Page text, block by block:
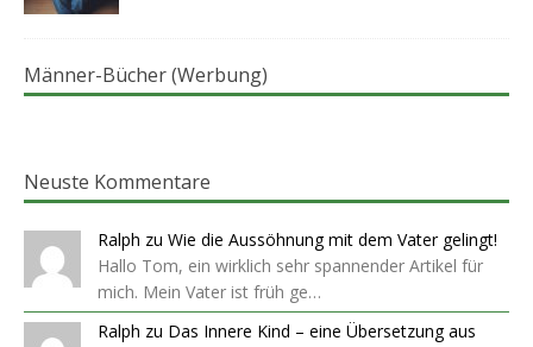
Männer-Bücher (Werbung)
Neuste Kommentare
Ralph zu Wie die Aussöhnung mit dem Vater gelingt!
Hallo Tom, ein wirklich sehr spannender Artikel für
mich. Mein Vater ist früh ge…
Ralph zu Das Innere Kind – eine Übersetzung aus